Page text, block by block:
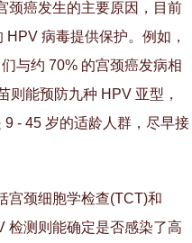
颈癌发生的主要原因，目前
病毒提供保护。例如，
与约 70% 的宫颈癌发病相
则能预防九种 HPV 亚型，
- 45 岁的适龄人群，尽早接
宫颈细胞学检查(TCT)和
检测则能确定是否感染了高